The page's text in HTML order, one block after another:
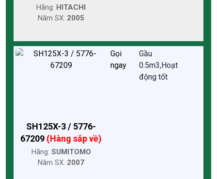
Hãng: HITACHI
Năm SX: 2005
SH125X-3 / 5776-
67209 (Hàng sắp về)
Hãng: SUMITOMO
Năm SX: 2007
Gọi
ngay
Gầu
0.5m3,Hoạt
động tốt